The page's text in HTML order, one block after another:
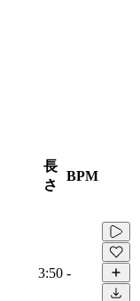
長
さ
BPM
3:50 -